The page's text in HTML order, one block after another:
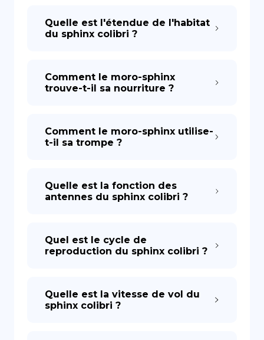
Quelle est l'étendue de l'habitat
du sphinx colibri ?
Comment le moro-sphinx
trouve-t-il sa nourriture ?
Comment le moro-sphinx utilise-
t-il sa trompe ?
Quelle est la fonction des
antennes du sphinx colibri ?
Quel est le cycle de
reproduction du sphinx colibri ?
Quelle est la vitesse de vol du
sphinx colibri ?